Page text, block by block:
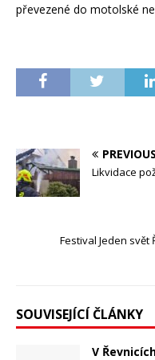
převezené do motolské
PREVIOUS
Likvidace
Festival Jeden
SOUVISEJÍCÍ ČLÁNKY
V